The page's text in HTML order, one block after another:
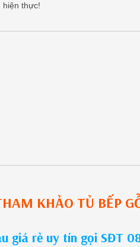
hiện thực!
KHẢO TỦ BẾP
giá rẻ uy tín gọi SĐT